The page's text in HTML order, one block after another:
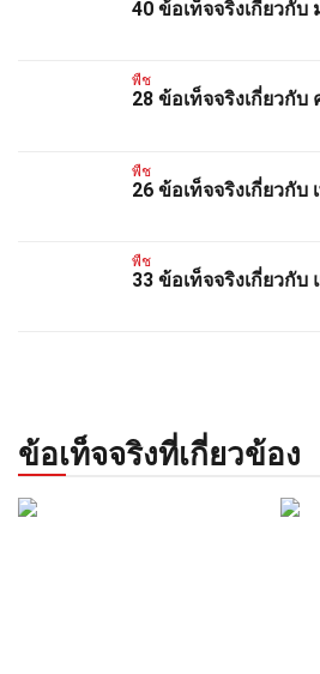
40 ข้อเท็จจริงเกี่ยวกับ
พืช
28 ข้อเท็จจริงเกี่ยวกับ
พืช
26 ข้อเท็จจริงเกี่ยวกับ
พืช
33 ข้อเท็จจริงเกี่ยวกั
ข้อเท็จจริงที่เกี่ยวข้อง